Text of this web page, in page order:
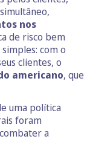
nos
de risco bem
com o
clientes, o
americano, que
uma política
foram
a